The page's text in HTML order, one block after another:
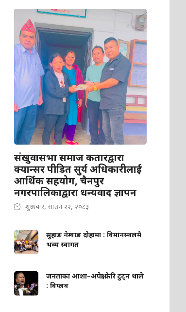
संखुवासभा समाज कतारद्वारा
क्यान्सर पीडित सुर्य अधिकारीलाई
आर्थिक सहयोग, चैनपुर
नगरपालिकाद्वारा धन्यवाद ज्ञापन
शुक्रबार, साउन २२, २०८३
सुहाङ नेम्वाङ दोहामा : विमानस्थलमै
भव्य स्वागत
जनताका आशा–अपेक्षा फेरि टुट्न थाले
: विप्लव